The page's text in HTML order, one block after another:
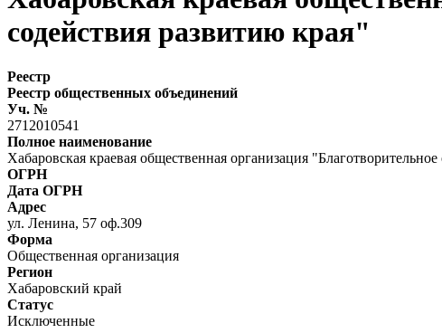
содействия развитию края"
Реестр
Реестр общественных объединений
Уч. №
2712010541
Полное наименование
Хабаровская краевая общественная организация
ОГРН
Дата ОГРН
Адрес
ул. Ленина, 57 оф.309
Форма
Общественная организация
Регион
Хабаровский край
Статус
Исключенные